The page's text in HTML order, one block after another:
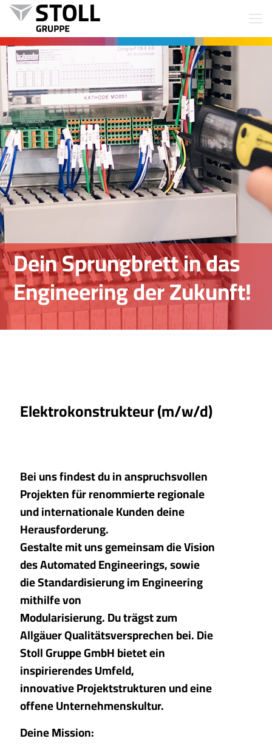
Dein Sprungbrett in das
Engineering der Zukunft!
Elektrokonstrukteur (m/w/d)
Bei uns findest du in anspruchsvollen
Projekten für renommierte regionale
und internationale Kunden deine
Herausforderung.
Gestalte mit uns gemeinsam die Vision
des Automated Engineerings, sowie
die Standardisierung im Engineering
mithilfe von
Modularisierung. Du trägst zum
Allgäuer Qualitätsversprechen bei. Die
Stoll Gruppe GmbH bietet ein
inspirierendes Umfeld,
innovative Projektstrukturen und eine
offene Unternehmenskultur.
Deine Mission: